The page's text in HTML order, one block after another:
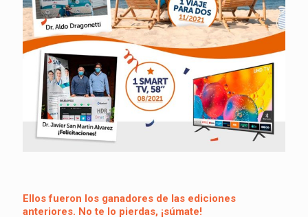
Ellos fueron los ganadores de las ediciones
anteriores. No te lo pierdas, ¡súmate!